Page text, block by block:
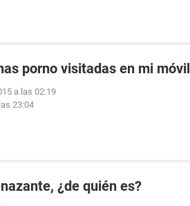
porno visitadas en mi móvil
a las 02:19
23:04
¿de quién es?